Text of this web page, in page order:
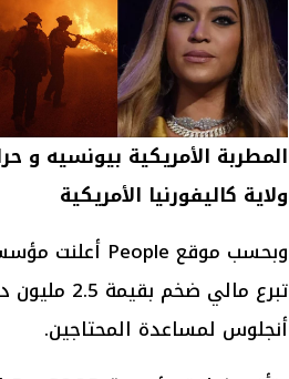
المطربة الأمريكية بيونسيه و
ولاية كاليفورنيا الأمريكية
تبرع
أنجلوس لمساعدة المحتاجين.